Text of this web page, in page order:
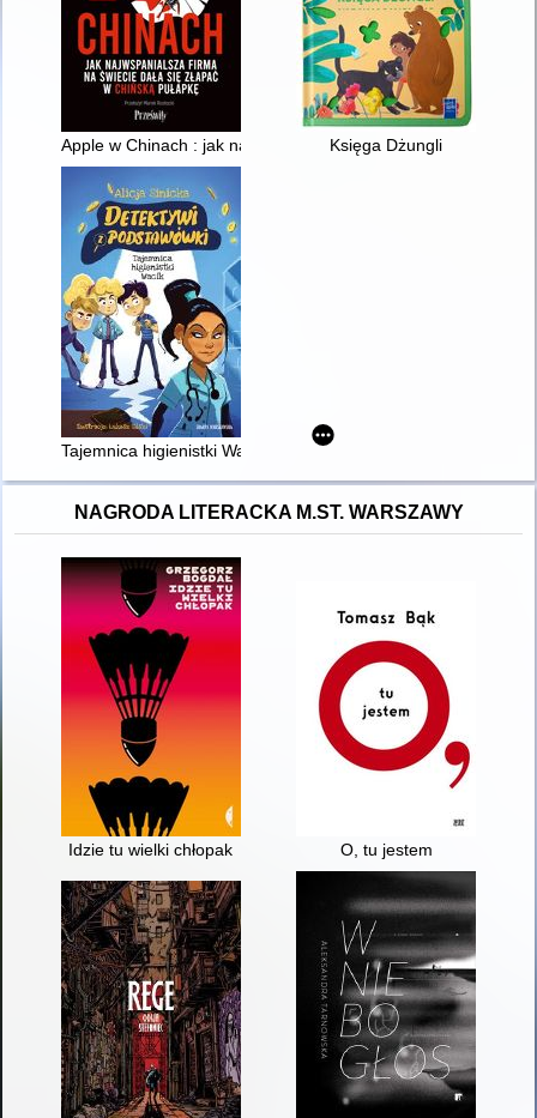
Apple w Chinach : jak najwspanialsza firma na świecie dała się
Księga Dżungli
Tajemnica higienistki Wacik
NAGRODA LITERACKA M.ST. WARSZAWY
Idzie tu wielki chłopak O, tu jestem